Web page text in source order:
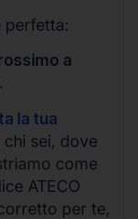
perfetta:
a
.
la tua
sei, dove
come
ATECO
per te,